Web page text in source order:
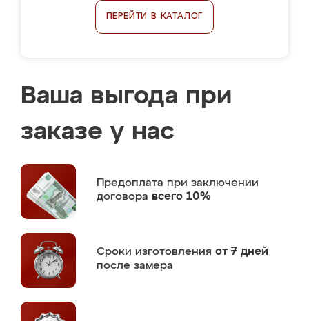
ПЕРЕЙТИ В КАТАЛОГ
Ваша выгода при
заказе у нас
Предоплата при заключении
договора всего 10%
Сроки изготовления от 7 дней
после замера